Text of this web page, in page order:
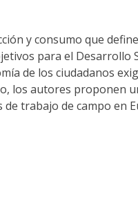
y consumo que
para el Desarrollo
de los ciudadanos
los autores proponen
trabajo de campo en